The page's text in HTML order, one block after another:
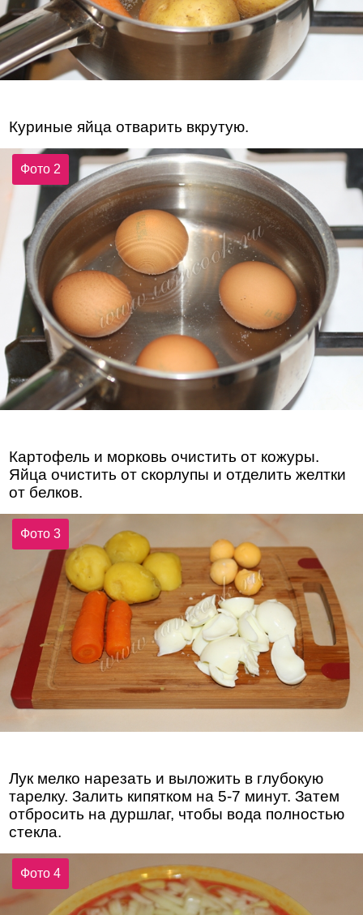
Куриные яйца отварить вкрутую.
Фото 2
Картофель и морковь очистить от кожуры.
Яйца очистить от скорлупы и отделить желтки
от белков.
Фото 3
Лук мелко нарезать и выложить в глубокую
тарелку. Залить кипятком на 5-7 минут. Затем
отбросить на дуршлаг, чтобы вода полностью
стекла.
Фото 4